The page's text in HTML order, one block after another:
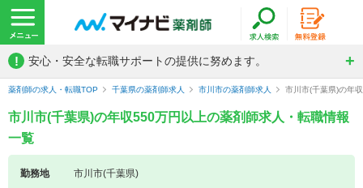
! 安心・安全な転職サポートの提供に努めます。
薬剤師の求人・転職TOP 千葉県の薬剤師求人 市川市の薬剤師求人 市川市(千葉県)の年
市川市(千葉県)の年収550万円以上の薬剤師求人・転職情報
一覧
勤務地
市川市(千葉県)